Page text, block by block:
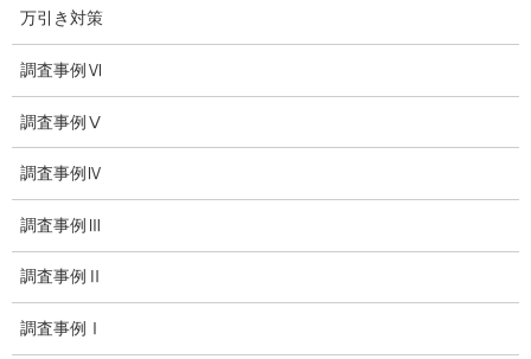
いじめ相談・愛知県名古屋
子供のいじめ問題・いじめ相談、小学生、中学生、高校生
日本版DBS
お問い合わせ
愛知県内出張面談実施中
浮気調査専門
結婚前の行動調査
万引き対策
調査事例Ⅵ
調査事例Ⅴ
調査事例Ⅳ
調査事例Ⅲ
調査事例Ⅱ
調査事例Ⅰ